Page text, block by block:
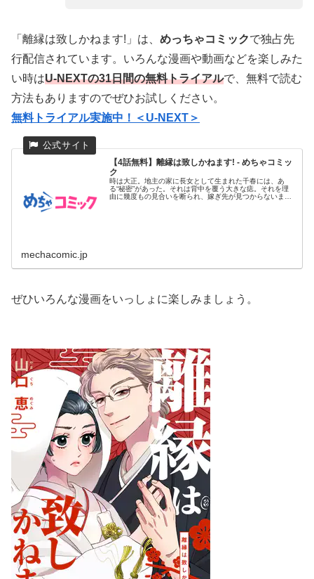
「離縁は致しかねます!」は、 めっちゃコミックで独占先
行配信されています。いろんな漫画や動画などを楽しみた
い時はU-NEXTの31日間の無料トライアルで、無料で読む
方法もありますのでぜひお試しください。
無料トライアル実施中！＜U-NEXT＞
【4話無料】離縁は致しかねます! - めちゃコミッ
ク
時は大正。地主の家に長女として生まれた千春には、あ
る“秘密”があった。それは背中を覆う大きな痣。それを理
由に幾度もの見合いを断られ、嫁ぎ先が見つからないまま
mechacomic.jp
ぜひいろんな漫画をいっしょに楽しみましょう。